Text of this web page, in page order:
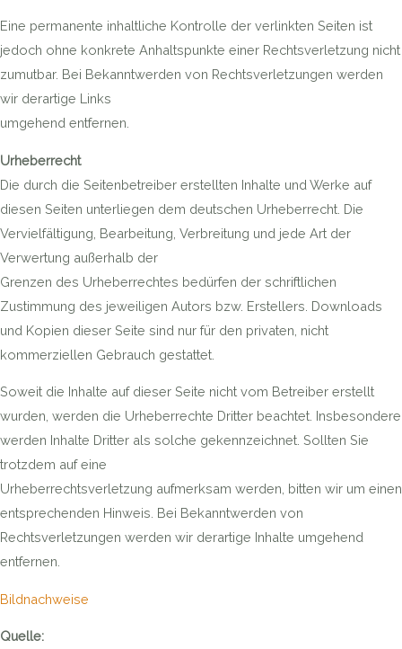
Eine permanente inhaltliche Kontrolle der verlinkten Seiten ist
jedoch ohne konkrete Anhaltspunkte einer Rechtsverletzung nicht
zumutbar. Bei Bekanntwerden von Rechtsverletzungen werden
wir derartige Links
umgehend entfernen.
Urheberrecht
Die durch die Seitenbetreiber erstellten Inhalte und Werke auf
diesen Seiten unterliegen dem deutschen Urheberrecht. Die
Vervielfältigung, Bearbeitung, Verbreitung und jede Art der
Verwertung außerhalb der
Grenzen des Urheberrechtes bedürfen der schriftlichen
Zustimmung des jeweiligen Autors bzw. Erstellers. Downloads
und Kopien dieser Seite sind nur für den privaten, nicht
kommerziellen Gebrauch gestattet.
Soweit die Inhalte auf dieser Seite nicht vom Betreiber erstellt
wurden, werden die Urheberrechte Dritter beachtet. Insbesondere
werden Inhalte Dritter als solche gekennzeichnet. Sollten Sie
trotzdem auf eine
Urheberrechtsverletzung aufmerksam werden, bitten wir um einen
entsprechenden Hinweis. Bei Bekanntwerden von
Rechtsverletzungen werden wir derartige Inhalte umgehend
entfernen.
Bildnachweise
Quelle: